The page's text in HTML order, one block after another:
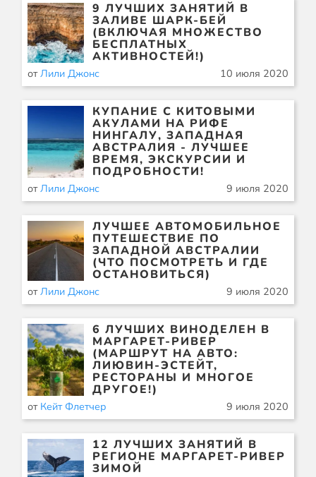
9 ЛУЧШИХ ЗАНЯТИЙ В
ЗАЛИВЕ ШАРК-БЕЙ
(ВКЛЮЧАЯ МНОЖЕСТВО
БЕСПЛАТНЫХ
АКТИВНОСТЕЙ!)
отЛили Джонс 10 июля 2020
КУПАНИЕ С КИТОВЫМИ
АКУЛАМИ НА РИФЕ
НИНГАЛУ, ЗАПАДНАЯ
АВСТРАЛИЯ - ЛУЧШЕЕ
ВРЕМЯ, ЭКСКУРСИИ И
ПОДРОБНОСТИ!
отЛили Джонс 9 июля 2020
ЛУЧШЕЕ АВТОМОБИЛЬНОЕ
ПУТЕШЕСТВИЕ ПО
ЗАПАДНОЙ АВСТРАЛИИ
(ЧТО ПОСМОТРЕТЬ И ГДЕ
ОСТАНОВИТЬСЯ)
отЛили Джонс 9 июля 2020
6 ЛУЧШИХ ВИНОДЕЛЕН В
МАРГАРЕТ-РИВЕР
(МАРШРУТ НА АВТО:
ЛИЮВИН-ЭСТЕЙТ,
РЕСТОРАНЫ И МНОГОЕ
ДРУГОЕ!)
от Кейт Флетчер 9 июля 2020
12 ЛУЧШИХ ЗАНЯТИЙ В
РЕГИОНЕ МАРГАРЕТ-РИВЕР
ЗИМОЙ